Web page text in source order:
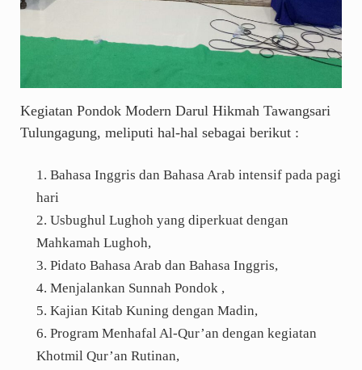
Kegiatan Pondok Modern Darul Hikmah Tawangsari
Tulungagung, meliputi hal-hal sebagai berikut :
Bahasa Inggris dan Bahasa Arab intensif pada pagi
hari
Usbughul Lughoh yang diperkuat dengan
Mahkamah Lughoh,
Pidato Bahasa Arab dan Bahasa Inggris,
Menjalankan Sunnah Pondok ,
Kajian Kitab Kuning dengan Madin,
Program Menhafal Al-Qur’an dengan kegiatan
Khotmil Qur’an Rutinan,